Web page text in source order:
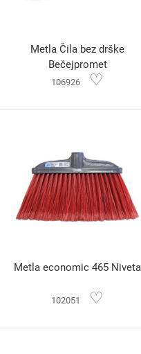
Metla Čila bez drške
Bečejpromet
106926 ♡
Metla economic 465 Niveta
102051 ♡